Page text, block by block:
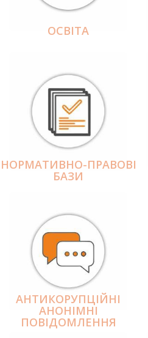
ОСВІТА
НОРМАТИВНО-ПРАВОВІ
БАЗИ
АНТИКОРУПЦІЙНІ
АНОНІМНІ
ПОВІДОМЛЕННЯ